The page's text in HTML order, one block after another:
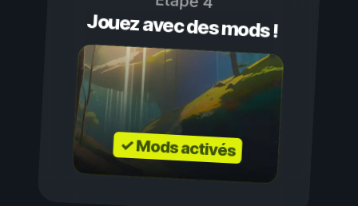
Jouez avec des mods !
✓ Mods activés